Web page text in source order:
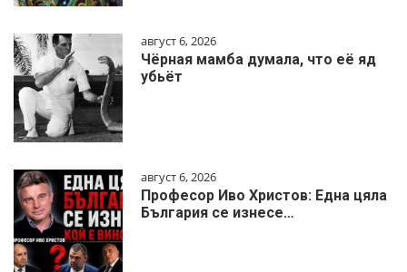
август 6, 2026
Чёрная мамба думала, что её яд
убьёт
август 6, 2026
Професор Иво Христов: Една цяла
България се изнесе…